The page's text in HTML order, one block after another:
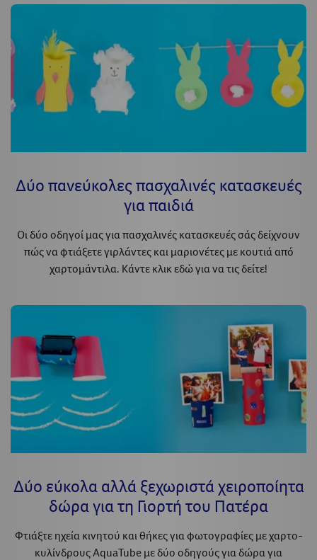
Δύο πανεύκολες πασχαλινές κατασκευές
για παιδιά
Οι δύο οδηγοί μας για πασχαλινές κατασκευές σάς δείχνουν
πώς να φτιάξετε γιρλάντες και μαριονέτες με κουτιά από
χαρτομάντιλα. Κάντε κλικ εδώ για να τις δείτε!
Δύο εύκολα αλλά ξεχωριστά χειροποίητα
δώρα για τη Γιορτή του Πατέρα
Φτιάξτε ηχεία κινητού και θήκες για φωτογραφίες με χαρτο-
κυλίνδρους AquaTube με δύο οδηγούς για δώρα για